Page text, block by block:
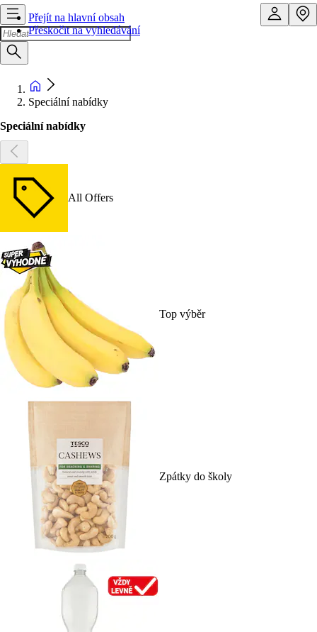
Přejít na hlavní obsah
Přeskočit na vyhledávání
Speciální nabídky
Speciální nabídky
All Offers
Top výběr
Zpátky do školy